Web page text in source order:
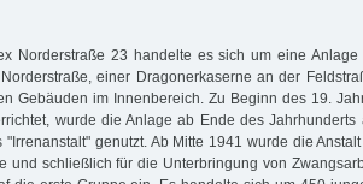
Norderstraße 23 handelte es sich um eine
einer Dragonerkaserne an der
Gebäuden im Innenbereich. Zu Beginn des 19.
wurde die Anlage ab Ende des Jahrhunderts
genutzt. Ab Mitte 1941 wurde die Anstalt
und schließlich für die Unterbringung von